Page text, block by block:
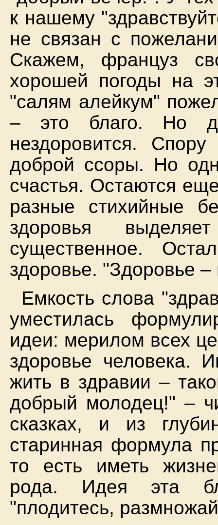
к нашему
не связан с
Скажем, француз
хорошей погоды на
"салям алейкум"
– это благо. Но
нездоровится.
доброй ссоры. Но
счастья. Остаются
разные стихийные
здоровья
существенное.
здоровье. "Здоровье –
Емкость слова
уместилась
идеи: мерилом всех
здоровье человека.
жить в здравии –
добрый молодец!" –
сказках, и из
старинная формула
то есть иметь
рода. Идея эта
"плодитесь,